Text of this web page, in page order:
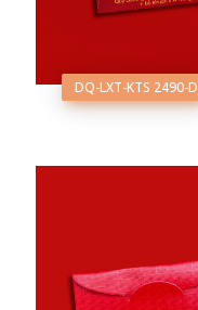
DQ-LXT-KTS 2490-D